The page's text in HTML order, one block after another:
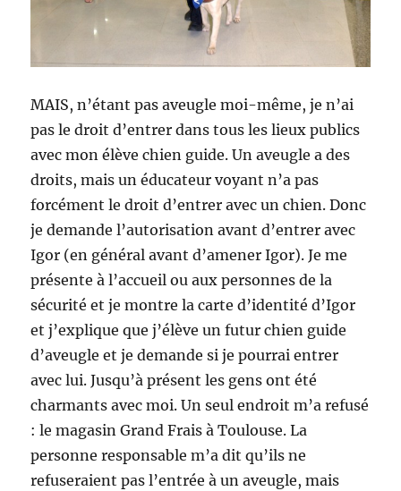
MAIS, n’étant pas aveugle moi-même, je n’ai
pas le droit d’entrer dans tous les lieux publics
avec mon élève chien guide. Un aveugle a des
droits, mais un éducateur voyant n’a pas
forcément le droit d’entrer avec un chien. Donc
je demande l’autorisation avant d’entrer avec
Igor (en général avant d’amener Igor). Je me
présente à l’accueil ou aux personnes de la
sécurité et je montre la carte d’identité d’Igor
et j’explique que j’élève un futur chien guide
d’aveugle et je demande si je pourrai entrer
avec lui. Jusqu’à présent les gens ont été
charmants avec moi. Un seul endroit m’a refusé
: le magasin Grand Frais à Toulouse. La
personne responsable m’a dit qu’ils ne
refuseraient pas l’entrée à un aveugle, mais